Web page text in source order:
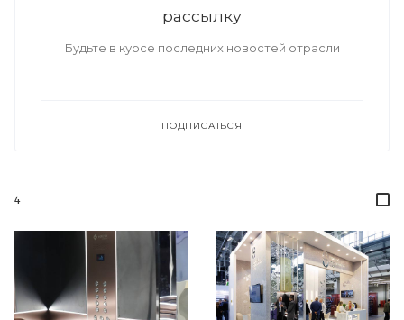
рассылку
Будьте в курсе последних новостей отрасли
ПОДПИСАТЬСЯ
4